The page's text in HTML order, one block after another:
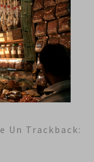
Un Trackback: